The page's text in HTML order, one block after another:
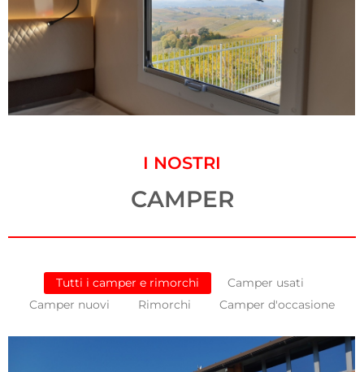
I NOSTRI
CAMPER
Tutti i camper e rimorchi
Camper usati
Camper nuovi
Rimorchi Camper d'occasione